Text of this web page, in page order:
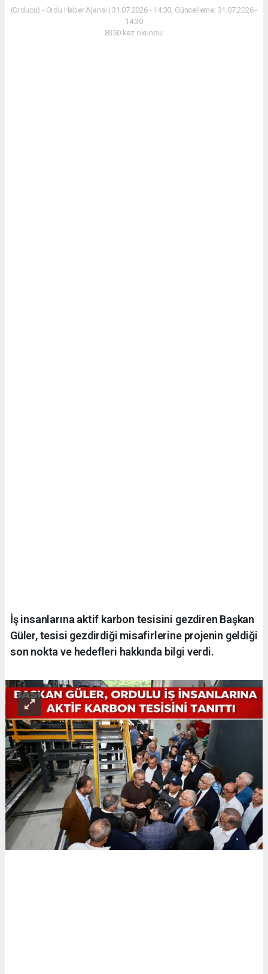
(Orducu) - Ordu Haber Ajansı | 31.07.2026 - 14:30, Güncelleme: 31.07.2026 -
14:30
8350 kez okundu.
İş insanlarına aktif karbon tesisini gezdiren Başkan
Güler, tesisi gezdirdiği misafirlerine projenin geldiği
son nokta ve hedefleri hakkında bilgi verdi.